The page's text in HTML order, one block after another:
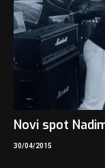
Novi spot
30/04/2015